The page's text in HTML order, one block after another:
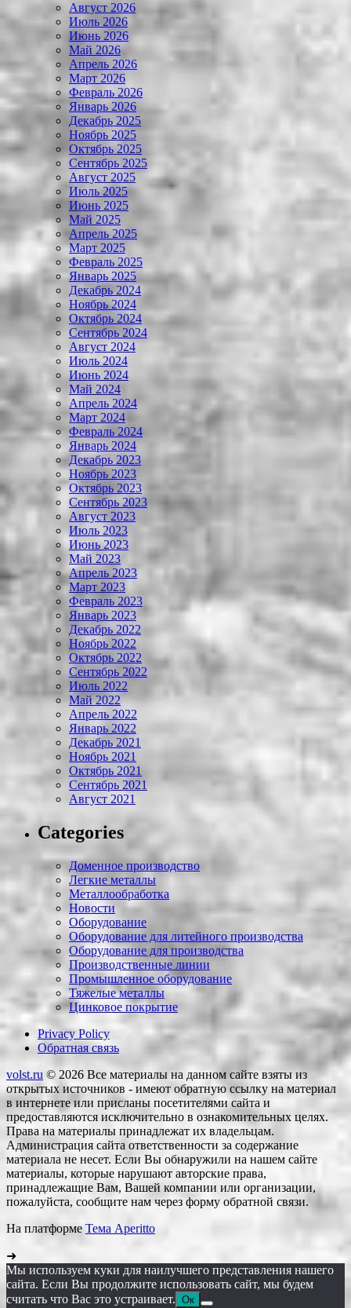
Август 2026
Июль 2026
Июнь 2026
Май 2026
Апрель 2026
Март 2026
Февраль 2026
Январь 2026
Декабрь 2025
Ноябрь 2025
Октябрь 2025
Сентябрь 2025
Август 2025
Июль 2025
Июнь 2025
Май 2025
Апрель 2025
Март 2025
Февраль 2025
Январь 2025
Декабрь 2024
Ноябрь 2024
Октябрь 2024
Сентябрь 2024
Август 2024
Июль 2024
Июнь 2024
Май 2024
Апрель 2024
Март 2024
Февраль 2024
Январь 2024
Декабрь 2023
Ноябрь 2023
Октябрь 2023
Сентябрь 2023
Август 2023
Июль 2023
Июнь 2023
Май 2023
Апрель 2023
Март 2023
Февраль 2023
Январь 2023
Декабрь 2022
Ноябрь 2022
Октябрь 2022
Сентябрь 2022
Июль 2022
Май 2022
Апрель 2022
Январь 2022
Декабрь 2021
Ноябрь 2021
Октябрь 2021
Сентябрь 2021
Август 2021
Categories
Доменное производство
Легкие металлы
Металлообработка
Новости
Оборудование
Оборудование для литейного производства
Оборудование для производства
Производственные линии
Промышленное оборудование
Тяжелые металлы
Цинковое покрытие
Privacy Policy
Обратная связь
volst.ru © 2026 Все материалы на данном сайте взяты из
открытых источников - имеют обратную ссылку на материал
в интернете или присланы посетителями сайта и
предоставляются исключительно в ознакомительных целях.
Права на материалы принадлежат их владельцам.
Администрация сайта ответственности за содержание
материала не несет. Если Вы обнаружили на нашем сайте
материалы, которые нарушают авторские права,
принадлежащие Вам, Вашей компании или организации,
пожалуйста, сообщите нам через форму обратной связи.
На платформе Тема Aperitto
➜
Мы используем куки для наилучшего представления нашего
сайта. Если Вы продолжите использовать сайт, мы будем
считать что Вас это устраивает. Ок